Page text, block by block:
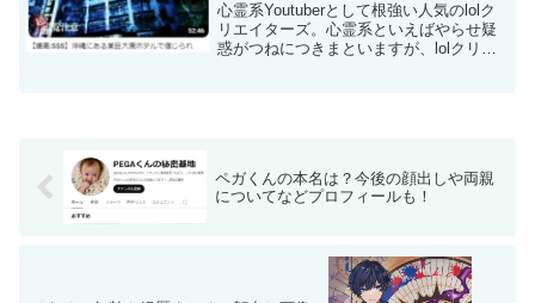
心霊系Youtuberとして根強い人気のlolク
リエイターズ。心霊系といえばやらせ疑
惑がつねにつきまといますが、lolクリエ
ペガくんの本名は？今後の顔出しや両親
についてなどプロフィールも！